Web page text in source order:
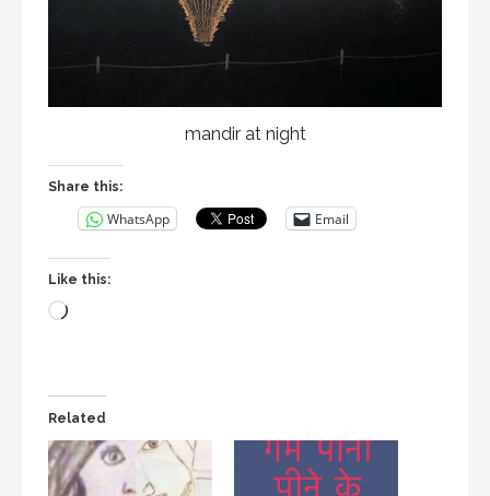
mandir at night
Share this:
WhatsApp Email
Like this:
Loading…
Related